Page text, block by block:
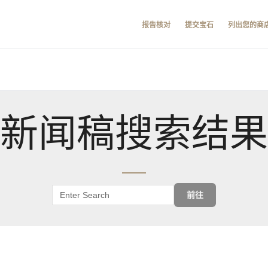
报告核对 提交宝石 列出您的商
新闻稿搜索结果
前往